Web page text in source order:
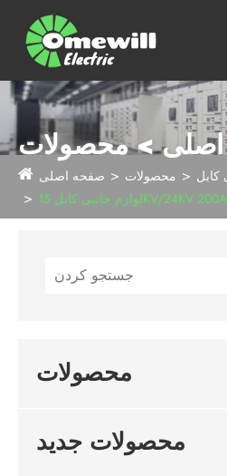
> محصولات
صفحه اصلی محصولات
کابل
لوازم جانبی کابل 15KV/24KV 200A
محصولات
محصولات جدید